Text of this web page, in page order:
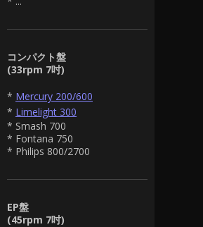
コンパクト盤
(33rpm 7吋)
* Mercury 200/600
* Limelight 300
* Smash 700
* Fontana 750
* Philips 800/2700
EP盤
(45rpm 7吋)